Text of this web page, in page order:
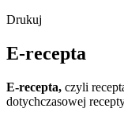
Drukuj
E-recepta
E-recepta, czyli
dotychczasowej